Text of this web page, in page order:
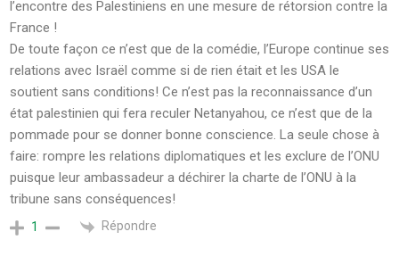
l’encontre des Palestiniens en une mesure de rétorsion contre la
France !
De toute façon ce n’est que de la comédie, l’Europe continue ses
relations avec Israël comme si de rien était et les USA le
soutient sans conditions! Ce n’est pas la reconnaissance d’un
état palestinien qui fera reculer Netanyahou, ce n’est que de la
pommade pour se donner bonne conscience. La seule chose à
faire: rompre les relations diplomatiques et les exclure de l’ONU
puisque leur ambassadeur a déchirer la charte de l’ONU à la
tribune sans conséquences!
1 Répondre